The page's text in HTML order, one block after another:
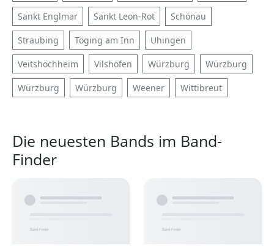
Sankt Englmar Sankt Leon-Rot Schönau
Straubing Töging am Inn Uhingen
Veitshöchheim Vilshofen Würzburg Würzburg
Würzburg Würzburg Weener Wittibreut
Die neuesten Bands im Band-
Finder